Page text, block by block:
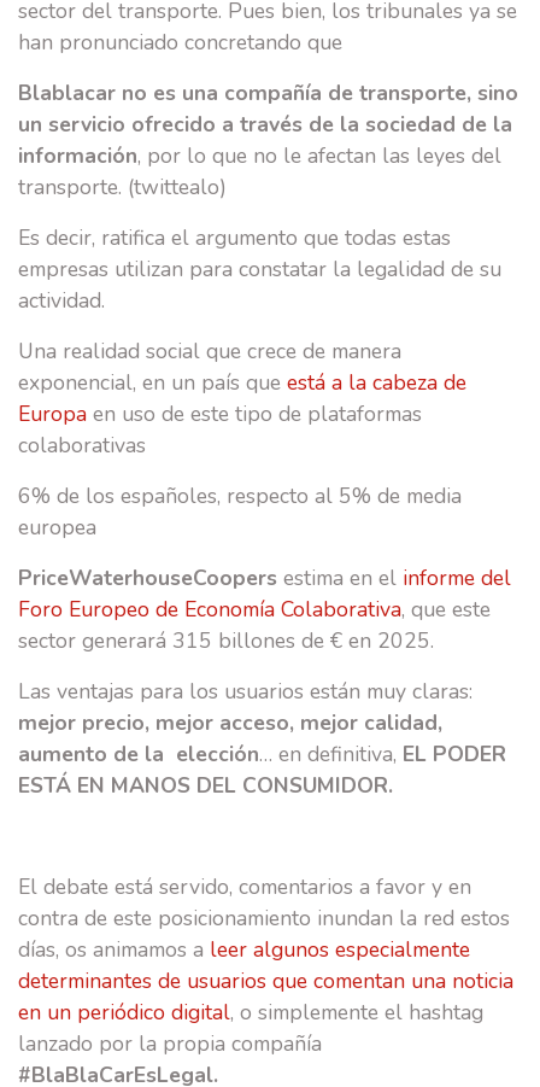
sector del transporte. Pues bien, los tribunales ya se
han pronunciado concretando que
Blablacar no es una compañía de transporte, sino
un servicio ofrecido a través de la sociedad de la
información, por lo que no le afectan las leyes del
transporte. (twittealo)
Es decir, ratifica el argumento que todas estas
empresas utilizan para constatar la legalidad de su
actividad.
Una realidad social que crece de manera
exponencial, en un país que está a la cabeza de
Europa en uso de este tipo de plataformas
colaborativas
6% de los españoles, respecto al 5% de media
europea
PriceWaterhouseCoopers estima en el informe del
Foro Europeo de Economía Colaborativa, que este
sector generará 315 billones de € en 2025.
Las ventajas para los usuarios están muy claras:
mejor precio, mejor acceso, mejor calidad,
aumento de la elección… en definitiva, EL PODER
ESTÁ EN MANOS DEL CONSUMIDOR.
El debate está servido, comentarios a favor y en
contra de este posicionamiento inundan la red estos
días, os animamos a leer algunos especialmente
determinantes de usuarios que comentan una noticia
en un periódico digital, o simplemente el hashtag
lanzado por la propia compañía
#BlaBlaCarEsLegal.